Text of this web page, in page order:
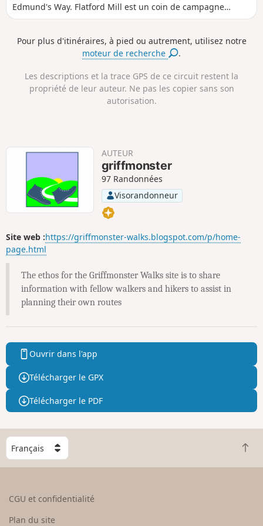
a
e
v
é
p
s
i
v
é
n
g
a
t
i
Edmund's Way. Flatford Mill est un coin de campagne
anglaise super sympa, immortalisé par les célèbres
Ce circuit est une balade géniale à tous points de vue et le
moyen idéal pour s'imprégner de ce paysage à la frontière
Pour plus d'itinéraires, à pied ou autrement, utilisez notre
moteur de recherche
.
Les descriptions et la trace GPS de ce circuit restent la
propriété de leur auteur. Ne pas les copier sans son
autorisation.
AUTEUR
griffmonster
97 Randonnées
Visorandonneur
Site web :https://griffmonster-walks.blogspot.com/p/home-
page.html
The ethos for the Griffmonster Walks site is to share
information with fellow walkers and hikers to assist in
planning their own routes
Ouvrir dans l'app
Télécharger le GPX
Télécharger le PDF
C
h
o
R
e
CGU et confidentialité
Plan du site